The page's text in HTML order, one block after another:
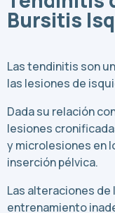
Bursitis
Las tendinitis son
las lesiones de
Dada su relación
lesiones
y microlesiones en
inserción pélvica.
Las alteraciones de
entrenamiento